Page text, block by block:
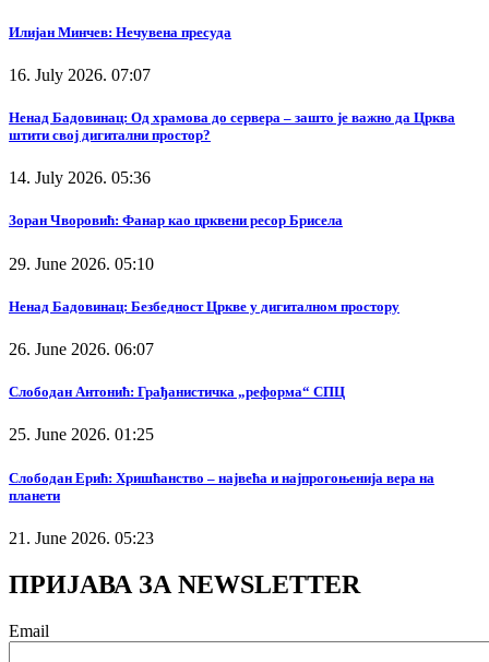
Илијан Минчев: Нечувена пресуда
16. July 2026. 07:07
Ненад Бадовинац: Од храмова до сервера – зашто је важно да Црква
штити свој дигитални простор?
14. July 2026. 05:36
Зоран Чворовић: Фанар као црквени ресор Брисела
29. June 2026. 05:10
Ненад Бадовинац: Безбедност Цркве у дигиталном простору
26. June 2026. 06:07
Слободан Антонић: Грађанистичка „реформа“ СПЦ
25. June 2026. 01:25
Слободан Ерић: Хришћанство – највећа и најпрогоњенија вера на
планети
21. June 2026. 05:23
ПРИЈАВА ЗА NEWSLETTER
Email